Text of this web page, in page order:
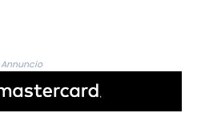
Annuncio